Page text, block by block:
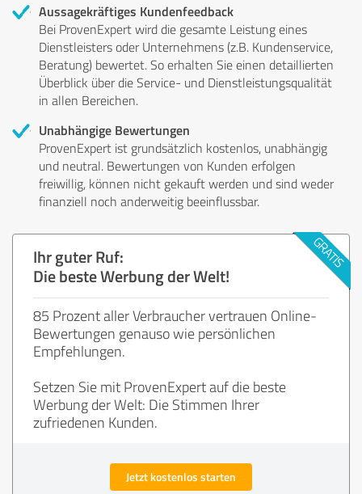
Aussagekräftiges Kundenfeedback
Bei ProvenExpert wird die gesamte Leistung eines
Dienstleisters oder Unternehmens (z.B. Kundenservice,
Beratung) bewertet. So erhalten Sie einen detaillierten
Überblick über die Service- und Dienstleistungsqualität
in allen Bereichen.
Unabhängige Bewertungen
ProvenExpert ist grundsätzlich kostenlos, unabhängig
und neutral. Bewertungen von Kunden erfolgen
freiwillig, können nicht gekauft werden und sind weder
finanziell noch anderweitig beeinflussbar.
Ihr guter Ruf:
Die beste Werbung der Welt!
85 Prozent aller Verbraucher vertrauen Online-
Bewertungen genauso wie persönlichen
Empfehlungen.
Setzen Sie mit ProvenExpert auf die beste
Werbung der Welt: Die Stimmen Ihrer
zufriedenen Kunden.
Jetzt kostenlos starten